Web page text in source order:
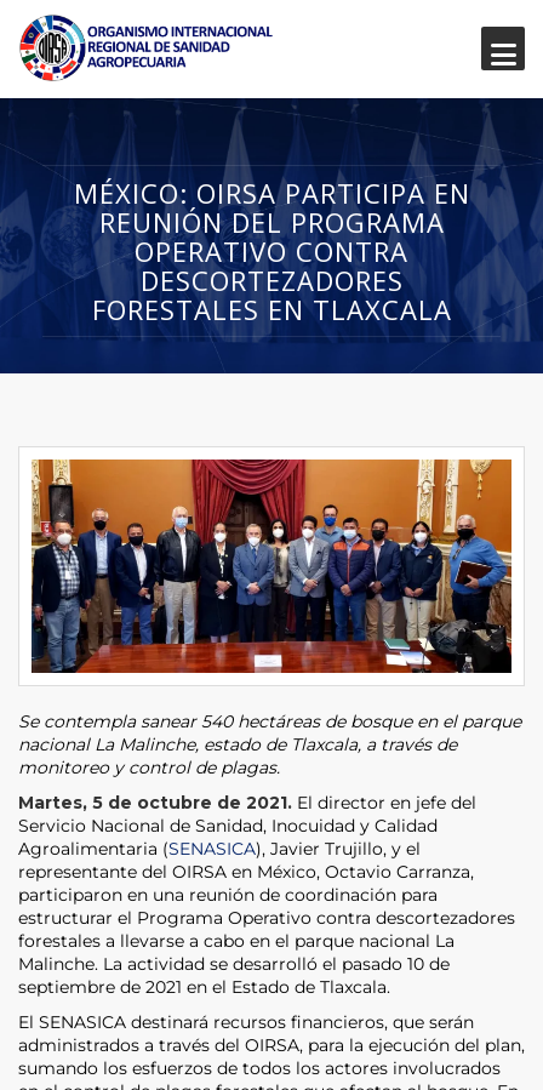
MÉXICO: OIRSA PARTICIPA EN
REUNIÓN DEL PROGRAMA
OPERATIVO CONTRA
DESCORTEZADORES
FORESTALES EN TLAXCALA
Se contempla sanear 540 hectáreas de bosque en el parque
nacional La Malinche, estado de Tlaxcala, a través de
monitoreo y control de plagas.
Martes, 5 de octubre de 2021. El director en jefe del
Servicio Nacional de Sanidad, Inocuidad y Calidad
Agroalimentaria (SENASICA), Javier Trujillo, y el
representante del OIRSA en México, Octavio Carranza,
participaron en una reunión de coordinación para
estructurar el Programa Operativo contra descortezadores
forestales a llevarse a cabo en el parque nacional La
Malinche. La actividad se desarrolló el pasado 10 de
septiembre de 2021 en el Estado de Tlaxcala.
El SENASICA destinará recursos financieros, que serán
administrados a través del OIRSA, para la ejecución del plan,
sumando los esfuerzos de todos los actores involucrados